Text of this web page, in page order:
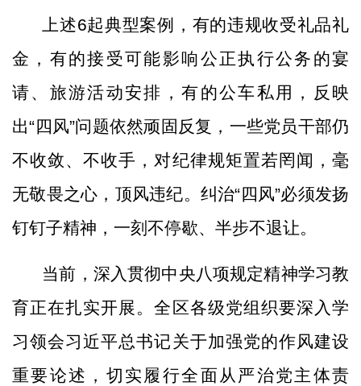
上述6起典型案例，有的违规收受礼品礼
金，有的接受可能影响公正执行公务的宴
请、旅游活动安排，有的公车私用，反映
出“四风”问题依然顽固反复，一些党员干部仍
不收敛、不收手，对纪律规矩置若罔闻，毫
无敬畏之心，顶风违纪。纠治“四风”必须发扬
钉钉子精神，一刻不停歇、半步不退让。
当前，深入贯彻中央八项规定精神学习教
育正在扎实开展。全区各级党组织要深入学
习领会习近平总书记关于加强党的作风建设
重要论述，切实履行全面从严治党主体责